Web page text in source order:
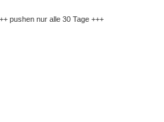
pushen nur alle 30 Tage +++